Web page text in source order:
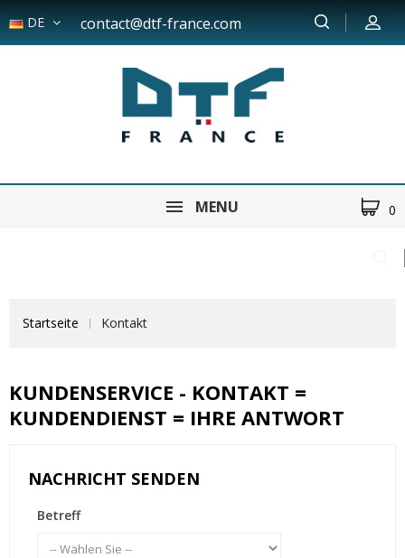
DE contact@dtf-france.com
MENU 0
Startseite Kontakt
KUNDENSERVICE - KONTAKT =
KUNDENDIENST = IHRE ANTWORT
NACHRICHT SENDEN
Betreff